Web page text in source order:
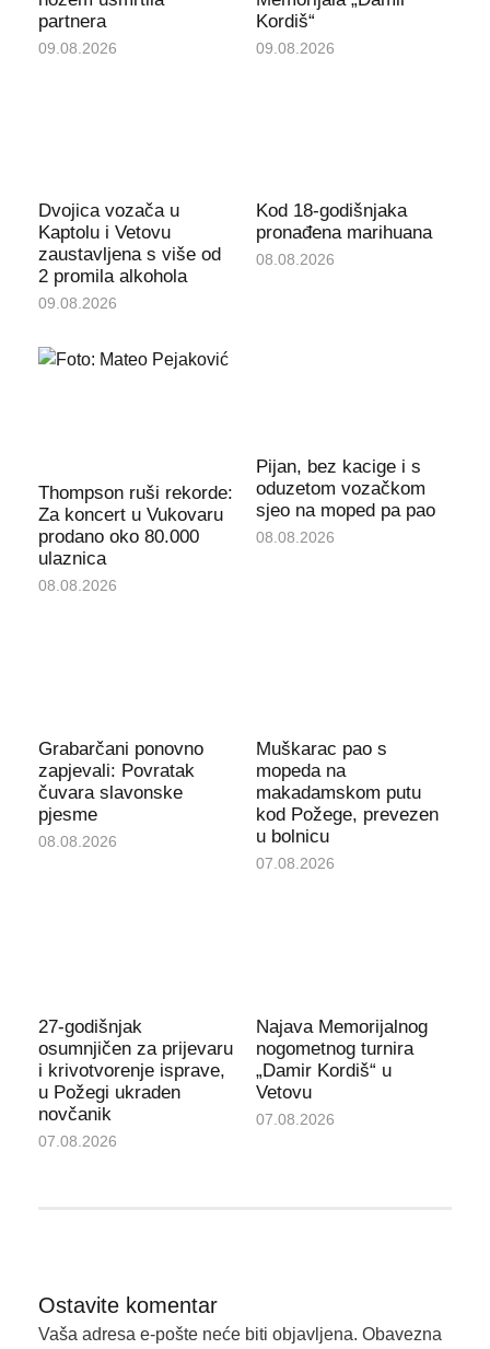
partnera
09.08.2026
Kordiš“
09.08.2026
Dvojica vozača u
Kaptolu i Vetovu
zaustavljena s više od
2 promila alkohola
09.08.2026
Kod 18-godišnjaka
pronađena marihuana
08.08.2026
Thompson ruši rekorde:
Za koncert u Vukovaru
prodano oko 80.000
ulaznica
08.08.2026
Pijan, bez kacige i s
oduzetom vozačkom
sjeo na moped pa pao
08.08.2026
Grabarčani ponovno
zapjevali: Povratak
čuvara slavonske
pjesme
08.08.2026
Muškarac pao s
mopeda na
makadamskom putu
kod Požege, prevezen
u bolnicu
07.08.2026
27-godišnjak
osumnjičen za prijevaru
i krivotvorenje isprave,
u Požegi ukraden
novčanik
07.08.2026
Najava Memorijalnog
nogometnog turnira
„Damir Kordiš“ u
Vetovu
07.08.2026
Ostavite komentar
Vaša adresa e-pošte neće biti objavljena. Obavezna